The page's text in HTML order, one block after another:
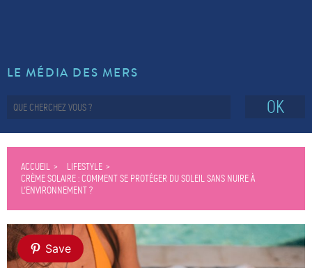
LE MÉDIA DES MERS
OK
ACCUEIL
LIFESTYLE
CRÈME SOLAIRE : COMMENT SE PROTÉGER DU SOLEIL SANS NUIRE À
L’ENVIRONNEMENT ?
Save